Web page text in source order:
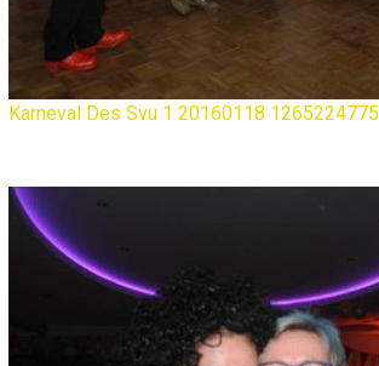
Karneval Des Svu 1 20160118 1265224775